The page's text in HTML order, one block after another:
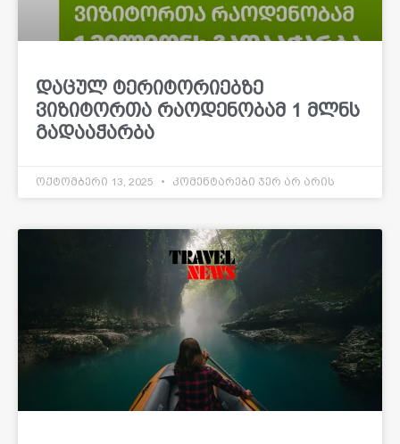
დაცულ ტერიტორიებზე
ვიზიტორთა რაოდენობამ 1 მლნს
გადააჭარბა
ოქტომბერი 13, 2025 კომენტარები ჯერ არ არის